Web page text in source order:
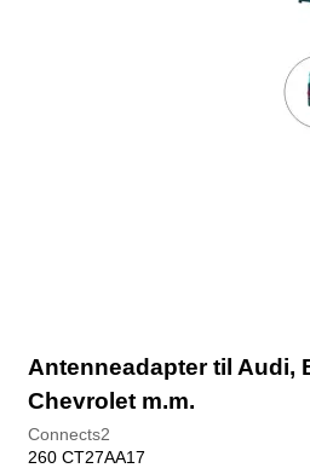
Antenneadapter til Audi,
Chevrolet m.m.
Connects2
260 CT27AA17